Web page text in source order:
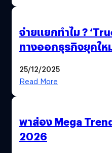
จ่ายแยกทำไม ?
ทางออกธุรกิจยุคให
25/12/2025
Read More
พาส่อง Mega
2026